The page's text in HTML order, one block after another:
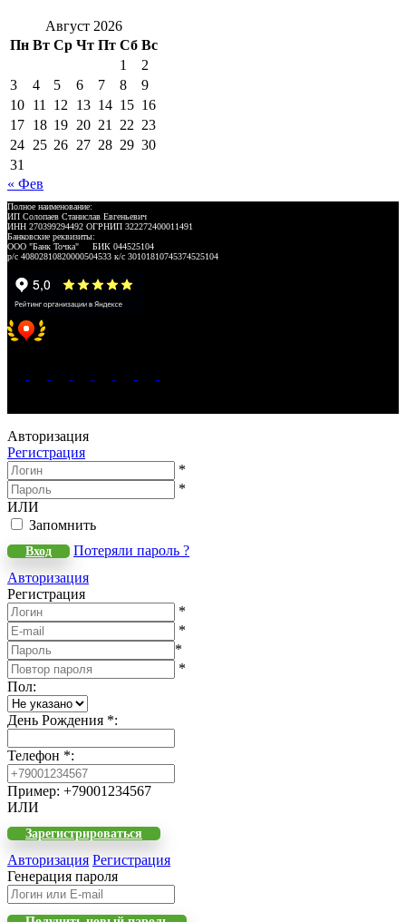
Август 2026
Пн Вт Ср Чт Пт Сб Вс
1
2
3
4 5 6 7 8
9
10 11 12 13 14 15 16
17 18 19 20 21 22 23
24 25 26 27 28 29 30
31
« Фев
Полное наименование:
ИП Солопаев Станислав Евгеньевич
ИНН 270399294492 ОГРНИП 322272400011491
Банковские реквизиты:
ООО "Банк Точка" БИК 044525104
р/с 40802810820000504533 к/с 30101810745374525104
Авторизация
Регистрация
*
*
ИЛИ
Запомнить
Вход
Потеряли пароль ?
Авторизация
Регистрация
*
*
*
*
Пол:
День Рождения *:
Телефон *:
Пример: +79001234567
ИЛИ
Зарегистрироваться
Авторизация Регистрация
Генерация пароля